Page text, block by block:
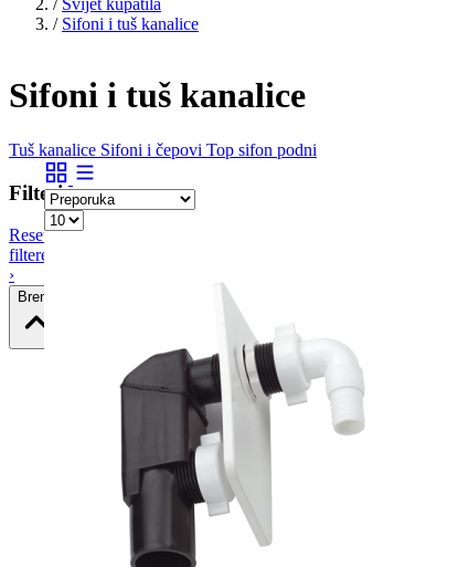
/ Svijet kupatila
/ Sifoni i tuš kanalice
Sifoni i tuš kanalice
Tuš kanalice Sifoni i čepovi Top sifon podni
Filteri
Resetiraj
filtere
›
Brend